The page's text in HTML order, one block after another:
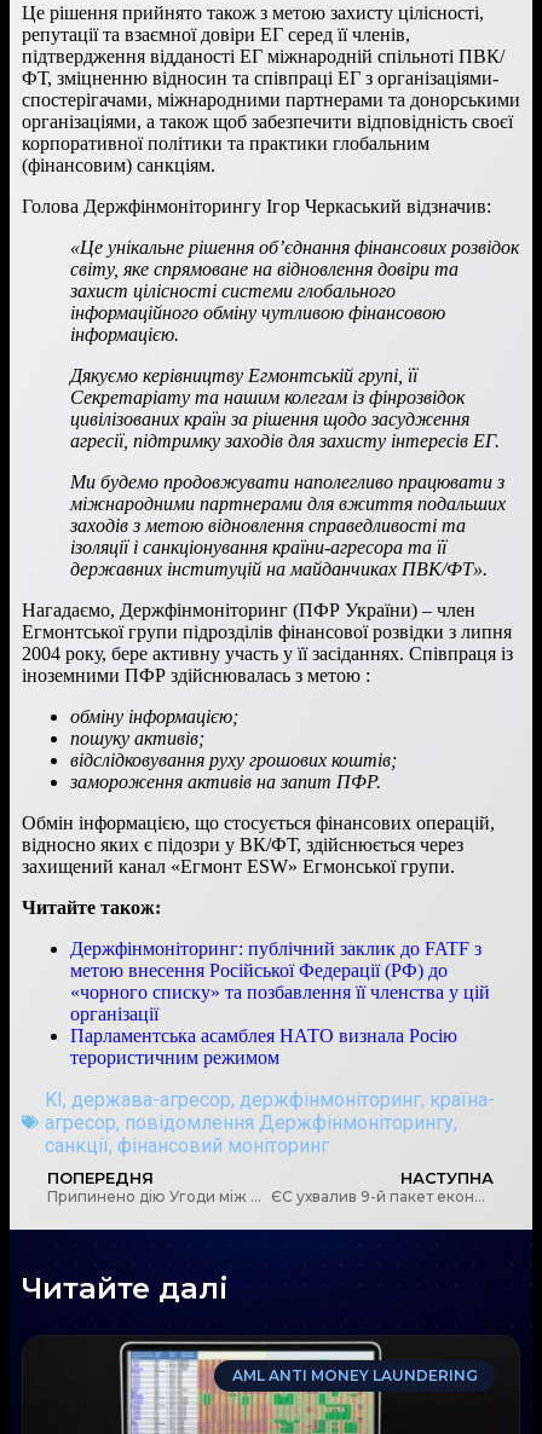
Це рішення прийнято також з метою захисту цілісності,
репутації та взаємної довіри ЕГ серед її членів,
підтвердження відданості ЕГ міжнародній спільноті ПВК/
ФТ, зміцненню відносин та співпраці ЕГ з організаціями-
спостерігачами, міжнародними партнерами та донорськими
організаціями, а також щоб забезпечити відповідність своєї
корпоративної політики та практики глобальним
(фінансовим) санкціям.
Голова Держфінмоніторингу Ігор Черкаський відзначив:
«Це унікальне рішення об’єднання фінансових розвідок
світу, яке спрямоване на відновлення довіри та
захист цілісності системи глобального
інформаційного обміну чутливою фінансовою
інформацією.
Дякуємо керівництву Егмонтській групі, її
Секретаріату та нашим колегам із фінрозвідок
цивілізованих країн за рішення щодо засудження
агресії, підтримку заходів для захисту інтересів ЕГ.
Ми будемо продовжувати наполегливо працювати з
міжнародними партнерами для вжиття подальших
заходів з метою відновлення справедливості та
ізоляції і санкціонування країни-агресора та її
державних інституцій на майданчиках ПВК/ФТ».
Нагадаємо, Держфінмоніторинг (ПФР України) – член
Егмонтської групи підрозділів фінансової розвідки з липня
2004 року, бере активну участь у її засіданнях. Співпраця із
іноземними ПФР здійснювалась з метою :
обміну інформацією;
пошуку активів;
відслідковування руху грошових коштів;
замороження активів на запит ПФР.
Обмін інформацією, що стосується фінансових операцій,
відносно яких є підозри у ВК/ФТ, здійснюється через
захищений канал «Егмонт ESW» Егмонської групи.
Читайте також:
Держфінмоніторинг: публічний заклик до FATF з
метою внесення Російської Федерації (РФ) до
«чорного списку» та позбавлення її членства у цій
організації
Парламентська асамблея НАТО визнала Росію
терористичним режимом
KI, держава-агресор, держфінмоніторинг, країна-
агресор, повідомлення Держфінмоніторингу,
санкції, фінансовий моніторинг
ПОПЕРЕДНЯ
Припинено дію Угоди між Урядами України і Білорусії про уникнення подвійного оподаткування
НАСТУПНА
ЄС ухвалив 9-й пакет економічних та індивідуальних санкцій
Читайте далі
AML ANTI MONEY LAUNDERING